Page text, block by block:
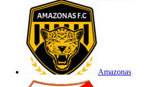
Amazonas